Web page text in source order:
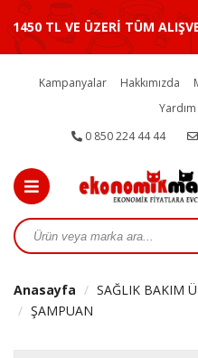
1450 TL VE ÜZERİ TÜM
Kampanyalar Hakkımızda
Yardım
0 850 224 44 44
Anasayfa SAĞLIK BAKIM
ŞAMPUAN